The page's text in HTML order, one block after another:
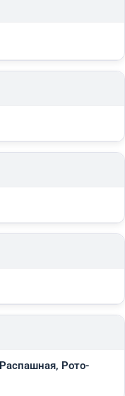
Рото-